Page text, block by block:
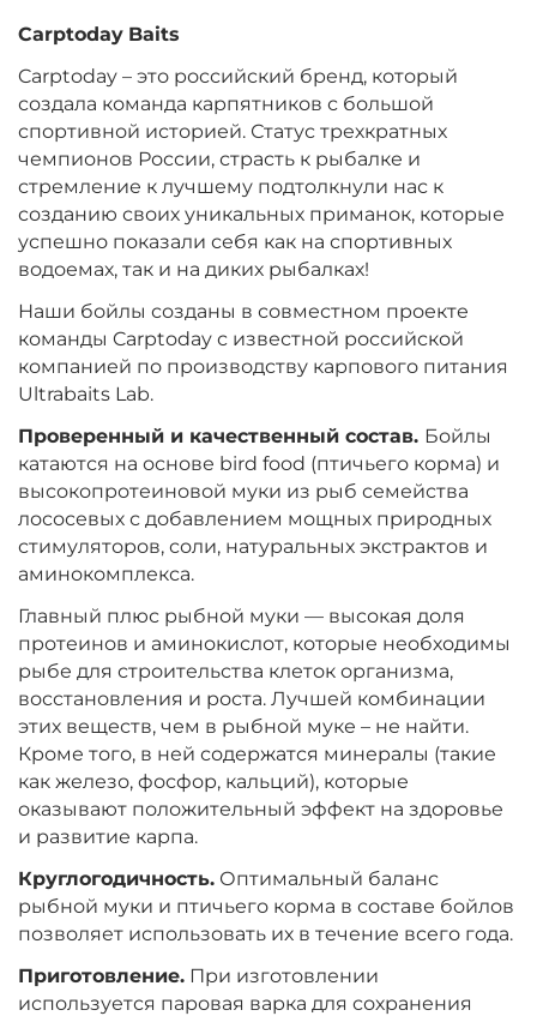
Диаметр:
Вкус:
Мульти Фрукт
‍899‍ ₽ ‍1 058‍₽ +
−
Диаметр:
20 мм
Вкус:
Мульти Фрукт
‍899‍ ₽‍1 058‍₽ +
−
Диаметр:
24 мм
Вкус:
Ананас
‍899‍ ₽‍1 058‍₽ +
−
Диаметр:
Вкус:
Диаметр:
20 мм
Вкус:
Слива
Carptoday Baits
Carptoday – это российский бренд, который
создала команда карпятников с большой
спортивной историей. Статус трехкратных
чемпионов России, страсть к рыбалке и
стремление к лучшему подтолкнули нас к
созданию своих уникальных приманок, которые
успешно показали себя как на спортивных
водоемах, так и на диких рыбалках!
Наши бойлы созданы в совместном проекте
команды Carptoday с известной российской
компанией по производству карпового питания
Ultrabaits Lab.
Проверенный и качественный состав. Бойлы
катаются на основе bird food (птичьего корма) и
высокопротеиновой муки из рыб семейства
лососевых с добавлением мощных природных
стимуляторов, соли, натуральных экстрактов и
аминокомплекса.
Главный плюс рыбной муки — высокая доля
протеинов и аминокислот, которые необходимы
рыбе для строительства клеток организма,
восстановления и роста. Лучшей комбинации
этих веществ, чем в рыбной муке – не найти.
Кроме того, в ней содержатся минералы (такие
как железо, фосфор, кальций), которые
оказывают положительный эффект на здоровье
и развитие карпа.
Круглогодичность. Оптимальный баланс
рыбной муки и птичьего корма в составе бойлов
позволяет использовать их в течение всего года.
Приготовление. При изготовлении
используется паровая варка для сохранения